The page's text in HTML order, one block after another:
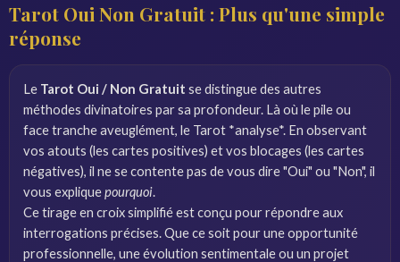
Tarot Oui Non Gratuit : Plus qu'une simple
réponse
Le Tarot Oui / Non Gratuit se distingue des autres
méthodes divinatoires par sa profondeur. Là où le pile ou
face tranche aveuglément, le Tarot *analyse*. En observant
vos atouts (les cartes positives) et vos blocages (les cartes
négatives), il ne se contente pas de vous dire "Oui" ou "Non", il
vous expliquepourquoi.
Ce tirage en croix simplifié est conçu pour répondre aux
interrogations précises. Que ce soit pour une opportunité
professionnelle, une évolution sentimentale ou un projet